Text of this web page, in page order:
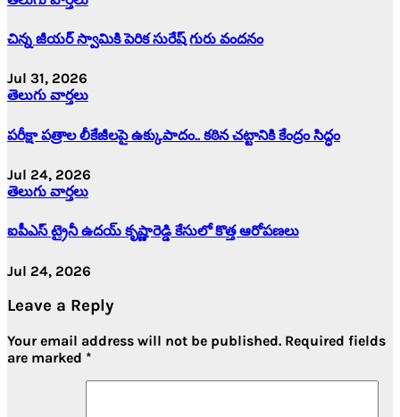
చిన్న జీయర్ స్వామికి పెరిక సురేష్ గురు వందనం
Jul 31, 2026
తెలుగు వార్తలు
పరీక్షా పత్రాల లీకేజీలపై ఉక్కుపాదం.. కఠిన చట్టానికి కేంద్రం సిద్ధం
Jul 24, 2026
తెలుగు వార్తలు
ఐపీఎస్ ట్రైనీ ఉదయ్ కృష్ణారెడ్డి కేసులో కొత్త ఆరోపణలు
Jul 24, 2026
Leave a Reply
Your email address will not be published. Required fields
are marked *